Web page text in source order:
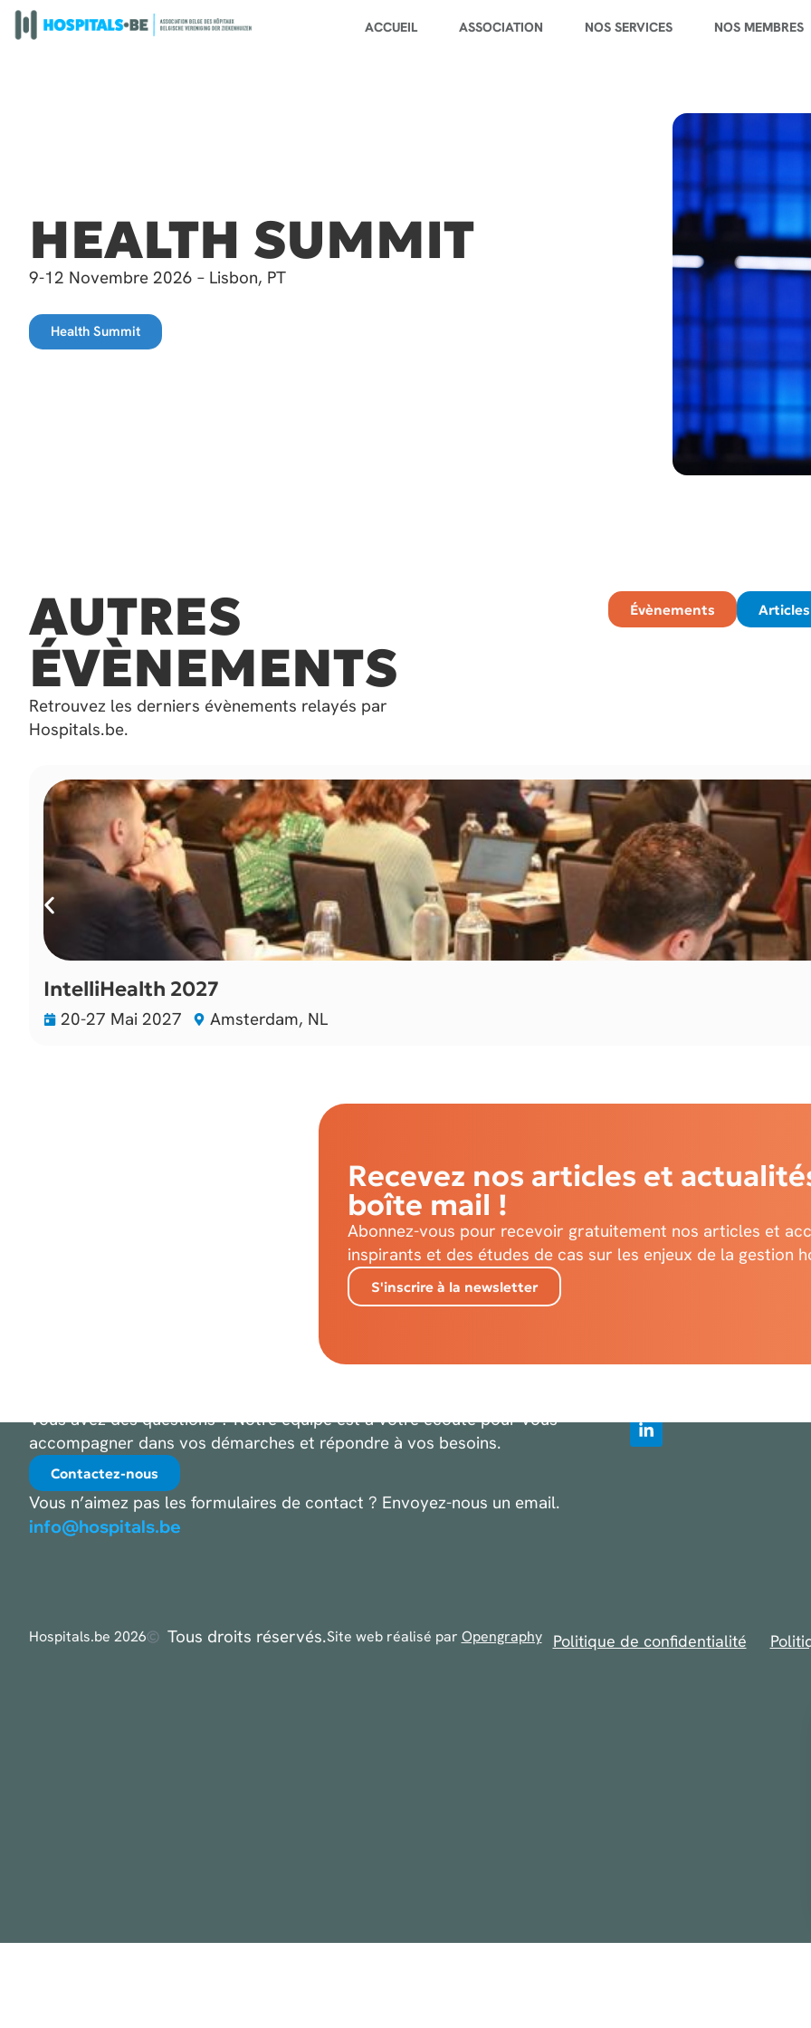
ACCUEIL ASSOCIATION NOS SERVICES NOS MEMBRES
HEALTH SUMMIT
9-12 Novembre 2026 – Lisbon, PT
Health Summit
AUTRES
ÉVÈNEMENTS
Retrouvez les derniers évènements relayés par
Hospitals.be.
Évènements Articles
IntelliHealth 2027
20-27 Mai 2027 Amsterdam, NL
Recevez nos articles et
boîte mail !
Abonnez-vous pour recevoir gratuitement nos articles et
inspirants et des études de cas sur les enjeux de la gestion
S'inscrire à la newsletter
NOUS AIMERIONS
AVOIR DE VOS
NOUVELLES
Vous avez des questions ? Notre équipe est à votre écoute pour vous
accompagner dans vos démarches et répondre à vos besoins.
Contactez-nous
Vous n’aimez pas les formulaires de contact ? Envoyez-nous un email.
info@hospitals.be
Hospitals.be 2026 Tous droits réservés.Site web réalisé par Opengraphy Politique de confidentialité